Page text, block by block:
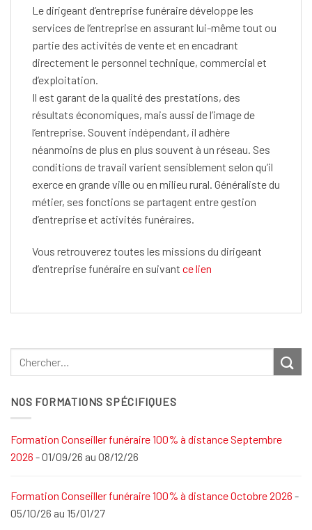
Le dirigeant d’entreprise funéraire développe les
services de l’entreprise en assurant lui-même tout ou
partie des activités de vente et en encadrant
directement le personnel technique, commercial et
d’exploitation.
Il est garant de la qualité des prestations, des
résultats économiques, mais aussi de l’image de
l’entreprise. Souvent indépendant, il adhère
néanmoins de plus en plus souvent à un réseau. Ses
conditions de travail varient sensiblement selon qu’il
exerce en grande ville ou en milieu rural. Généraliste du
métier, ses fonctions se partagent entre gestion
d’entreprise et activités funéraires.
Vous retrouverez toutes les missions du dirigeant
d’entreprise funéraire en suivant ce lien
NOS FORMATIONS SPÉCIFIQUES
Formation Conseiller funéraire 100% à distance Septembre
2026 - 01/09/26 au 08/12/26
Formation Conseiller funéraire 100% à distance Octobre 2026 -
05/10/26 au 15/01/27